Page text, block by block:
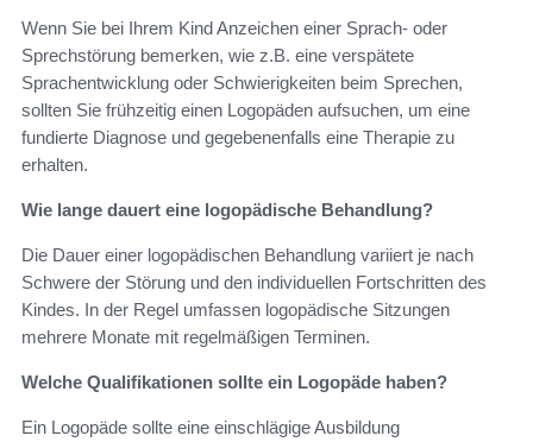
Wenn Sie bei Ihrem Kind Anzeichen einer Sprach- oder
Sprechstörung bemerken, wie z.B. eine verspätete
Sprachentwicklung oder Schwierigkeiten beim Sprechen,
sollten Sie frühzeitig einen Logopäden aufsuchen, um eine
fundierte Diagnose und gegebenenfalls eine Therapie zu
erhalten.
Wie lange dauert eine logopädische Behandlung?
Die Dauer einer logopädischen Behandlung variiert je nach
Schwere der Störung und den individuellen Fortschritten des
Kindes. In der Regel umfassen logopädische Sitzungen
mehrere Monate mit regelmäßigen Terminen.
Welche Qualifikationen sollte ein Logopäde haben?
Ein Logopäde sollte eine einschlägige Ausbildung